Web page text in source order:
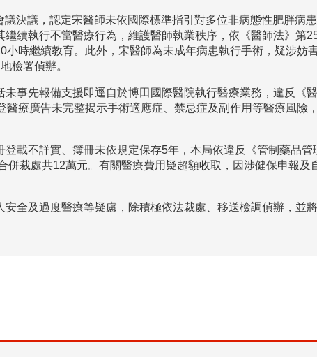
決議，認定宋醫師未依國際標準指引對多位非病態性肥胖病
繼續執行不當醫療行為，維護醫師執業秩序，依《醫師法》第
時繼續教育。此外，宋醫師為未成年病患執行手術，疑涉妨
檢署偵辦。
事先報備支援即逕自於博田國際醫院執行醫療業務，違反《
醫療廣告未完整揭示手術適應症、禁忌症及副作用等醫療風險
載不詳實、簿冊未依規定保存5年，本局依違反《管制藥品
併裁處共12萬元。有關醫療費用疑超額收取，因涉健保申報
全及過度醫療等疑慮，除積極依法裁處、移送檢調偵辦，並